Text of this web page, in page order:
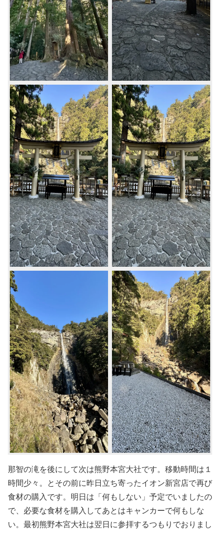
那智の滝を後にして次は熊野本宮大社です。移動時間は１
時間少々。とその前に昨日立ち寄ったイオン新宮店で再び
食材の購入です。明日は「何もしない」予定でいましたの
で、必要な食材を購入してあとはキャンカーで何もしな
い。最初熊野本宮大社は翌日に参拝するつもりでおりまし